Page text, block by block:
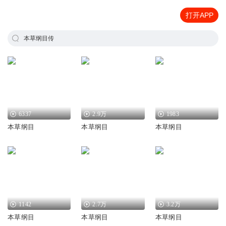
打开APP
本草纲目传
6337
本草纲目
2.9万
本草纲目
1983
本草纲目
1142
本草纲目
2.7万
本草纲目
3.2万
本草纲目